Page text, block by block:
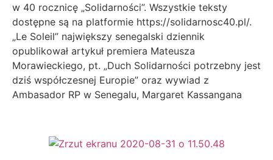
w 40 rocznicę „Solidarności”. Wszystkie teksty
dostępne są na platformie https://solidarnosc40.pl/.
„Le Soleil” największy senegalski dziennik
opublikował artykuł premiera Mateusza
Morawieckiego, pt. „Duch Solidarności potrzebny jest
dziś współczesnej Europie” oraz wywiad z
Ambasador RP w Senegalu, Margaret Kassangana